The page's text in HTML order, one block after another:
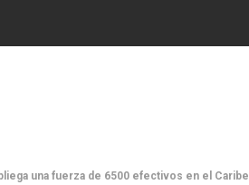
una fuerza de 6500 efectivos en el Caribe